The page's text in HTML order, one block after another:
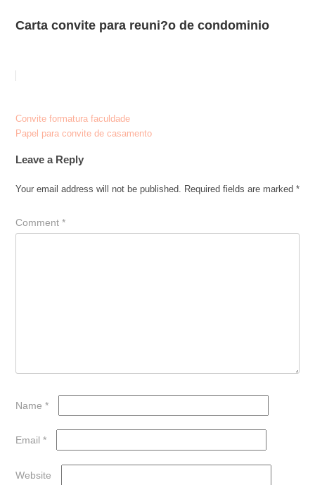
Carta convite para reuni?o de condominio
Post
navigation
Convite formatura faculdade
Papel para convite de casamento
Leave a Reply
Your email address will not be published. Required fields are marked *
Comment *
Name *
Email *
Website